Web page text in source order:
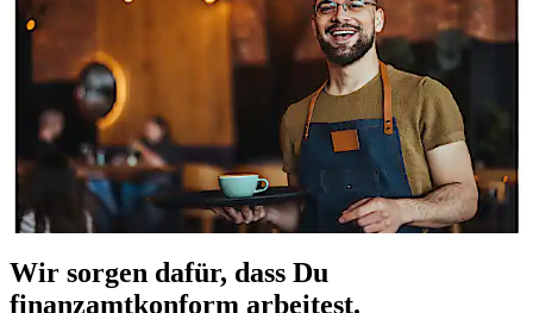
Wir sorgen dafür, dass Du
finanzamtkonform arbeitest.